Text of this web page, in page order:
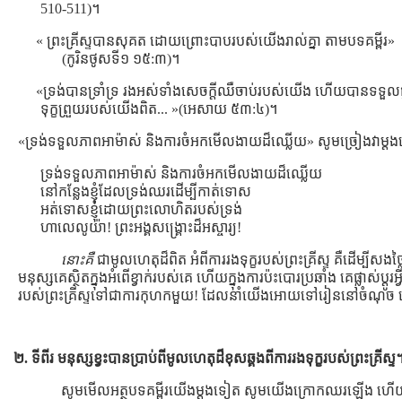
510-511)។
« ព្រះគ្រីស្ទបានសុគត ដោយព្រោះបាបរបស់យើងរាល់គ្នា តាមបទគម្ពីរ»
(កូរិនថូសទី១ ១៥:៣)។
«ទ្រង់បានទ្រាំទ្រ រងអស់ទាំងសេចក្តីឈឺចាប់របស់យើង ហើយបានទទួល
ទុក្ខព្រួយរបស់យើងពិត... »(អេសាយ ៥៣:៤)។
«ទ្រង់ទទួលភាពអាម៉ាស់ និងការចំអកមើលងាយដ៏ឈ្លើយ» សូមច្រៀងវាម្ដ
ទ្រង់ទទួលភាពអាម៉ាស់ និងការចំអកមើលងាយដ៏ឈ្លើយ
នៅកន្លែងខ្ញុំដែលទ្រង់ឈរដើម្បីកាត់ទោស
អត់ទោសខ្ញុំដោយព្រះលោហិតរបស់ទ្រង់
ហាលេលូយ៉ា! ព្រះអង្គសង្រ្គោះដ៏អស្ចារ្យ!
នោះគឺជាមូលហេតុដ៏ពិត អំពីការរងទុក្ខរបស់ព្រះគ្រីស្ទ គឺដើម្បីសងថ្
មនុស្សគេស្ថិតក្នុងអំពើខ្វាក់របស់គេ ហើយក្នុងការប៉ះបោរប្រឆាំង គេផ្លាស់
របស់ព្រះគ្រីស្ទទៅជាការកុហកមួយ! ដែលនាំយើងអោយទៅរៀននៅចំណុច
២. ទីពីរ មនុស្សខ្វះបានប្រាប់ពីមូលហេតុដ៏ខុសឆ្គងពីការរងទុក្ខរបស់ព្រះគ្រីស្ទ
សូមមើលអត្ថបទគម្ពីរយើងម្ដងទៀត សូមយើងក្រោកឈរឡើង ហើយអ